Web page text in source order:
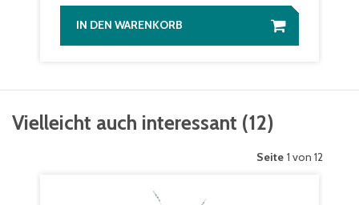
IN DEN WARENKORB
Vielleicht auch interessant (12)
Seite 1 von 12